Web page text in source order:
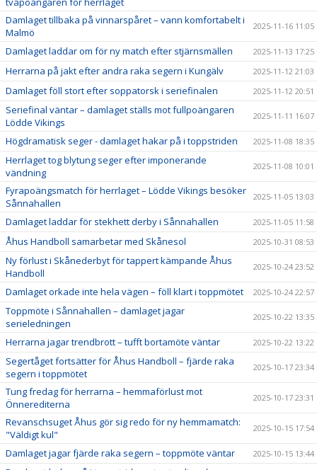
Damlaget tillbaka på vinnarspåret – vann komfortabelt i
Malmö
2025-11-16 11:05
Damlaget laddar om för ny match efter stjärnsmällen 2025-11-13 17:25
Herrarna på jakt efter andra raka segern i Kungälv 2025-11-12 21:03
Damlaget föll stort efter soppatorsk i seriefinalen 2025-11-12 20:51
Seriefinal väntar – damlaget ställs mot fullpoängaren
Lödde Vikings
2025-11-11 16:07
Högdramatisk seger - damlaget hakar på i toppstriden 2025-11-08 18:35
Herrlaget tog blytung seger efter imponerande
vändning
2025-11-08 10:01
Fyrapoängsmatch för herrlaget – Lödde Vikings besöker
Sånnahallen
2025-11-05 13:03
Damlaget laddar för stekhett derby i Sånnahallen 2025-11-05 11:58
Åhus Handboll samarbetar med Skånesol 2025-10-31 08:53
Ny förlust i Skånederbyt för tappert kämpande Åhus
Handboll
2025-10-24 23:52
Damlaget orkade inte hela vägen – föll klart i toppmötet 2025-10-24 22:57
Toppmöte i Sånnahallen – damlaget jagar
serieledningen
2025-10-22 13:35
Herrarna jagar trendbrott – tufft bortamöte väntar 2025-10-22 13:22
Segertåget fortsätter för Åhus Handboll – fjärde raka
segern i toppmötet
2025-10-17 23:34
Tung fredag för herrarna – hemmaförlust mot
Önnerediterna
2025-10-17 23:31
Revanschsuget Åhus gör sig redo för ny hemmamatch:
"Väldigt kul"
2025-10-15 17:54
Damlaget jagar fjärde raka segern – toppmöte väntar 2025-10-15 13:44